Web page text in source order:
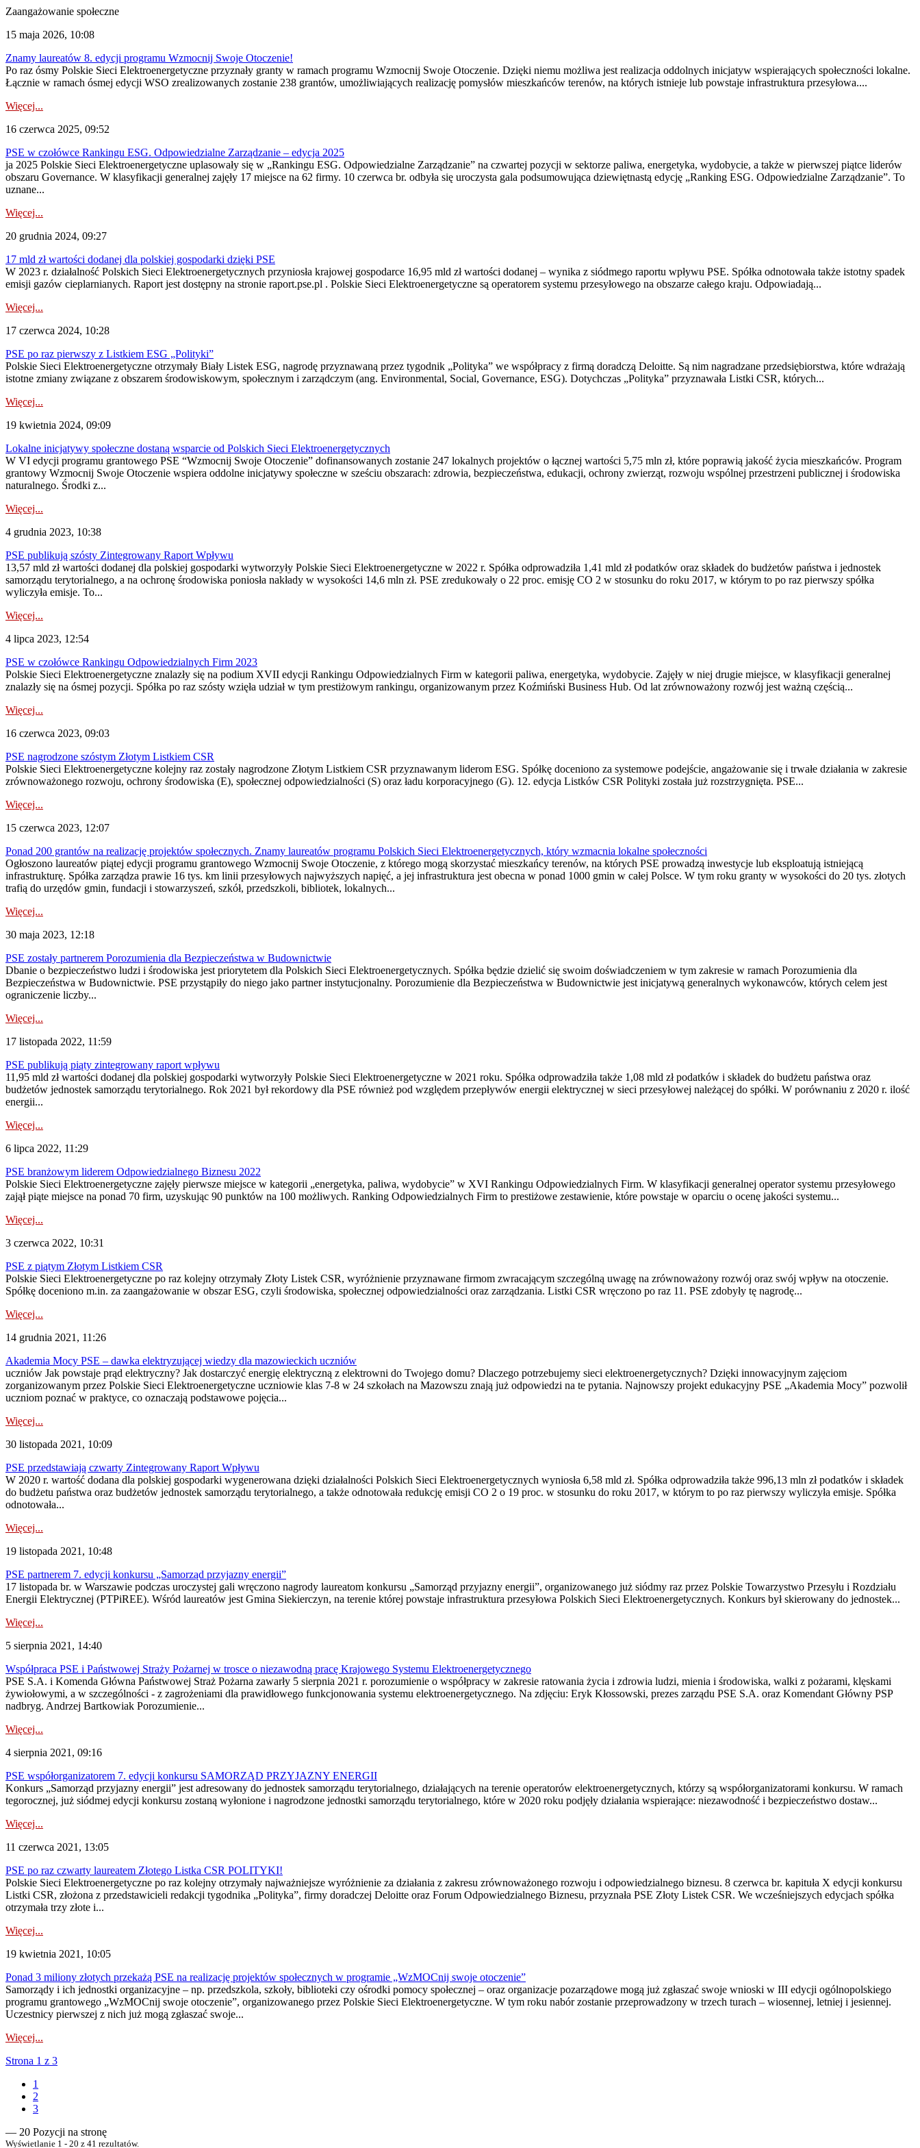
Zaangażowanie społeczne
15 maja 2026, 10:08
Znamy laureatów 8. edycji programu Wzmocnij Swoje Otoczenie!
Po raz ósmy Polskie Sieci Elektroenergetyczne przyznały granty w ramach programu Wzmocnij Swoje Otoczenie. Dzięki niemu możliwa jest realizacja oddolnych inicjatyw wspierających społeczności lokalne.
Łącznie w ramach ósmej edycji WSO zrealizowanych zostanie 238 grantów, umożliwiających realizację pomysłów mieszkańców terenów, na których istnieje lub powstaje infrastruktura przesyłowa....
Więcej...
16 czerwca 2025, 09:52
PSE w czołówce Rankingu ESG. Odpowiedzialne Zarządzanie – edycja 2025
ja 2025 Polskie Sieci Elektroenergetyczne uplasowały się w „Rankingu ESG. Odpowiedzialne Zarządzanie” na czwartej pozycji w sektorze paliwa, energetyka, wydobycie, a także w pierwszej piątce liderów
obszaru Governance. W klasyfikacji generalnej zajęły 17 miejsce na 62 firmy. 10 czerwca br. odbyła się uroczysta gala podsumowująca dziewiętnastą edycję „Ranking ESG. Odpowiedzialne Zarządzanie”. To
uznane...
Więcej...
20 grudnia 2024, 09:27
17 mld zł wartości dodanej dla polskiej gospodarki dzięki PSE
W 2023 r. działalność Polskich Sieci Elektroenergetycznych przyniosła krajowej gospodarce 16,95 mld zł wartości dodanej – wynika z siódmego raportu wpływu PSE. Spółka odnotowała także istotny spadek
emisji gazów cieplarnianych. Raport jest dostępny na stronie raport.pse.pl . Polskie Sieci Elektroenergetyczne są operatorem systemu przesyłowego na obszarze całego kraju. Odpowiadają...
Więcej...
17 czerwca 2024, 10:28
PSE po raz pierwszy z Listkiem ESG „Polityki”
Polskie Sieci Elektroenergetyczne otrzymały Biały Listek ESG, nagrodę przyznawaną przez tygodnik „Polityka” we współpracy z firmą doradczą Deloitte. Są nim nagradzane przedsiębiorstwa, które wdrażają
istotne zmiany związane z obszarem środowiskowym, społecznym i zarządczym (ang. Environmental, Social, Governance, ESG). Dotychczas „Polityka” przyznawała Listki CSR, których...
Więcej...
19 kwietnia 2024, 09:09
Lokalne inicjatywy społeczne dostaną wsparcie od Polskich Sieci Elektroenergetycznych
W VI edycji programu grantowego PSE “Wzmocnij Swoje Otoczenie” dofinansowanych zostanie 247 lokalnych projektów o łącznej wartości 5,75 mln zł, które poprawią jakość życia mieszkańców. Program
grantowy Wzmocnij Swoje Otoczenie wspiera oddolne inicjatywy społeczne w sześciu obszarach: zdrowia, bezpieczeństwa, edukacji, ochrony zwierząt, rozwoju wspólnej przestrzeni publicznej i środowiska
naturalnego. Środki z...
Więcej...
4 grudnia 2023, 10:38
PSE publikują szósty Zintegrowany Raport Wpływu
13,57 mld zł wartości dodanej dla polskiej gospodarki wytworzyły Polskie Sieci Elektroenergetyczne w 2022 r. Spółka odprowadziła 1,41 mld zł podatków oraz składek do budżetów państwa i jednostek
samorządu terytorialnego, a na ochronę środowiska poniosła nakłady w wysokości 14,6 mln zł. PSE zredukowały o 22 proc. emisję CO 2 w stosunku do roku 2017, w którym to po raz pierwszy spółka
wyliczyła emisje. To...
Więcej...
4 lipca 2023, 12:54
PSE w czołówce Rankingu Odpowiedzialnych Firm 2023
Polskie Sieci Elektroenergetyczne znalazły się na podium XVII edycji Rankingu Odpowiedzialnych Firm w kategorii paliwa, energetyka, wydobycie. Zajęły w niej drugie miejsce, w klasyfikacji generalnej
znalazły się na ósmej pozycji. Spółka po raz szósty wzięła udział w tym prestiżowym rankingu, organizowanym przez Koźmiński Business Hub. Od lat zrównoważony rozwój jest ważną częścią...
Więcej...
16 czerwca 2023, 09:03
PSE nagrodzone szóstym Złotym Listkiem CSR
Polskie Sieci Elektroenergetyczne kolejny raz zostały nagrodzone Złotym Listkiem CSR przyznawanym liderom ESG. Spółkę doceniono za systemowe podejście, angażowanie się i trwałe działania w zakresie
zrównoważonego rozwoju, ochrony środowiska (E), społecznej odpowiedzialności (S) oraz ładu korporacyjnego (G). 12. edycja Listków CSR Polityki została już rozstrzygnięta. PSE...
Więcej...
15 czerwca 2023, 12:07
Ponad 200 grantów na realizację projektów społecznych. Znamy laureatów programu Polskich Sieci Elektroenergetycznych, który wzmacnia lokalne społeczności
Ogłoszono laureatów piątej edycji programu grantowego Wzmocnij Swoje Otoczenie, z którego mogą skorzystać mieszkańcy terenów, na których PSE prowadzą inwestycje lub eksploatują istniejącą
infrastrukturę. Spółka zarządza prawie 16 tys. km linii przesyłowych najwyższych napięć, a jej infrastruktura jest obecna w ponad 1000 gmin w całej Polsce. W tym roku granty w wysokości do 20 tys. złotych
trafią do urzędów gmin, fundacji i stowarzyszeń, szkół, przedszkoli, bibliotek, lokalnych...
Więcej...
30 maja 2023, 12:18
PSE zostały partnerem Porozumienia dla Bezpieczeństwa w Budownictwie
Dbanie o bezpieczeństwo ludzi i środowiska jest priorytetem dla Polskich Sieci Elektroenergetycznych. Spółka będzie dzielić się swoim doświadczeniem w tym zakresie w ramach Porozumienia dla
Bezpieczeństwa w Budownictwie. PSE przystąpiły do niego jako partner instytucjonalny. Porozumienie dla Bezpieczeństwa w Budownictwie jest inicjatywą generalnych wykonawców, których celem jest
ograniczenie liczby...
Więcej...
17 listopada 2022, 11:59
PSE publikują piąty zintegrowany raport wpływu
11,95 mld zł wartości dodanej dla polskiej gospodarki wytworzyły Polskie Sieci Elektroenergetyczne w 2021 roku. Spółka odprowadziła także 1,08 mld zł podatków i składek do budżetu państwa oraz
budżetów jednostek samorządu terytorialnego. Rok 2021 był rekordowy dla PSE również pod względem przepływów energii elektrycznej w sieci przesyłowej należącej do spółki. W porównaniu z 2020 r. ilość
energii...
Więcej...
6 lipca 2022, 11:29
PSE branżowym liderem Odpowiedzialnego Biznesu 2022
Polskie Sieci Elektroenergetyczne zajęły pierwsze miejsce w kategorii „energetyka, paliwa, wydobycie” w XVI Rankingu Odpowiedzialnych Firm. W klasyfikacji generalnej operator systemu przesyłowego
zajął piąte miejsce na ponad 70 firm, uzyskując 90 punktów na 100 możliwych. Ranking Odpowiedzialnych Firm to prestiżowe zestawienie, które powstaje w oparciu o ocenę jakości systemu...
Więcej...
3 czerwca 2022, 10:31
PSE z piątym Złotym Listkiem CSR
Polskie Sieci Elektroenergetyczne po raz kolejny otrzymały Złoty Listek CSR, wyróżnienie przyznawane firmom zwracającym szczególną uwagę na zrównoważony rozwój oraz swój wpływ na otoczenie.
Spółkę doceniono m.in. za zaangażowanie w obszar ESG, czyli środowiska, społecznej odpowiedzialności oraz zarządzania. Listki CSR wręczono po raz 11. PSE zdobyły tę nagrodę...
Więcej...
14 grudnia 2021, 11:26
Akademia Mocy PSE – dawka elektryzującej wiedzy dla mazowieckich uczniów
uczniów Jak powstaje prąd elektryczny? Jak dostarczyć energię elektryczną z elektrowni do Twojego domu? Dlaczego potrzebujemy sieci elektroenergetycznych? Dzięki innowacyjnym zajęciom
zorganizowanym przez Polskie Sieci Elektroenergetyczne uczniowie klas 7-8 w 24 szkołach na Mazowszu znają już odpowiedzi na te pytania. Najnowszy projekt edukacyjny PSE „Akademia Mocy” pozwolił
uczniom poznać w praktyce, co oznaczają podstawowe pojęcia...
Więcej...
30 listopada 2021, 10:09
PSE przedstawiają czwarty Zintegrowany Raport Wpływu
W 2020 r. wartość dodana dla polskiej gospodarki wygenerowana dzięki działalności Polskich Sieci Elektroenergetycznych wyniosła 6,58 mld zł. Spółka odprowadziła także 996,13 mln zł podatków i składek
do budżetu państwa oraz budżetów jednostek samorządu terytorialnego, a także odnotowała redukcję emisji CO 2 o 19 proc. w stosunku do roku 2017, w którym to po raz pierwszy wyliczyła emisje. Spółka
odnotowała...
Więcej...
19 listopada 2021, 10:48
PSE partnerem 7. edycji konkursu „Samorząd przyjazny energii”
17 listopada br. w Warszawie podczas uroczystej gali wręczono nagrody laureatom konkursu „Samorząd przyjazny energii”, organizowanego już siódmy raz przez Polskie Towarzystwo Przesyłu i Rozdziału
Energii Elektrycznej (PTPiREE). Wśród laureatów jest Gmina Siekierczyn, na terenie której powstaje infrastruktura przesyłowa Polskich Sieci Elektroenergetycznych. Konkurs był skierowany do jednostek...
Więcej...
5 sierpnia 2021, 14:40
Współpraca PSE i Państwowej Straży Pożarnej w trosce o niezawodną pracę Krajowego Systemu Elektroenergetycznego
PSE S.A. i Komenda Główna Państwowej Straż Pożarna zawarły 5 sierpnia 2021 r. porozumienie o współpracy w zakresie ratowania życia i zdrowia ludzi, mienia i środowiska, walki z pożarami, klęskami
żywiołowymi, a w szczególności - z zagrożeniami dla prawidłowego funkcjonowania systemu elektroenergetycznego. Na zdjęciu: Eryk Kłossowski, prezes zarządu PSE S.A. oraz Komendant Główny PSP
nadbryg. Andrzej Bartkowiak Porozumienie...
Więcej...
4 sierpnia 2021, 09:16
PSE współorganizatorem 7. edycji konkursu SAMORZĄD PRZYJAZNY ENERGII
Konkurs „Samorząd przyjazny energii” jest adresowany do jednostek samorządu terytorialnego, działających na terenie operatorów elektroenergetycznych, którzy są współorganizatorami konkursu. W ramach
tegorocznej, już siódmej edycji konkursu zostaną wyłonione i nagrodzone jednostki samorządu terytorialnego, które w 2020 roku podjęły działania wspierające: niezawodność i bezpieczeństwo dostaw...
Więcej...
11 czerwca 2021, 13:05
PSE po raz czwarty laureatem Złotego Listka CSR POLITYKI!
Polskie Sieci Elektroenergetyczne po raz kolejny otrzymały najważniejsze wyróżnienie za działania z zakresu zrównoważonego rozwoju i odpowiedzialnego biznesu. 8 czerwca br. kapituła X edycji konkursu
Listki CSR, złożona z przedstawicieli redakcji tygodnika „Polityka”, firmy doradczej Deloitte oraz Forum Odpowiedzialnego Biznesu, przyznała PSE Złoty Listek CSR. We wcześniejszych edycjach spółka
otrzymała trzy złote i...
Więcej...
19 kwietnia 2021, 10:05
Ponad 3 miliony złotych przekażą PSE na realizację projektów społecznych w programie „WzMOCnij swoje otoczenie”
Samorządy i ich jednostki organizacyjne – np. przedszkola, szkoły, biblioteki czy ośrodki pomocy społecznej – oraz organizacje pozarządowe mogą już zgłaszać swoje wnioski w III edycji ogólnopolskiego
programu grantowego „WzMOCnij swoje otoczenie”, organizowanego przez Polskie Sieci Elektroenergetyczne. W tym roku nabór zostanie przeprowadzony w trzech turach – wiosennej, letniej i jesiennej.
Uczestnicy pierwszej z nich już mogą zgłaszać swoje...
Więcej...
Strona 1 z 3
1
2
3
— 20 Pozycji na stronę
Wyświetlanie 1 - 20 z 41 rezultatów.